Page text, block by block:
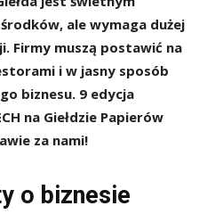
ale wymaga dużej
Firmy muszą postawić na
i w jasny sposób
biznesu. 9 edycja
na Giełdzie Papierów
za nami!
o biznesie